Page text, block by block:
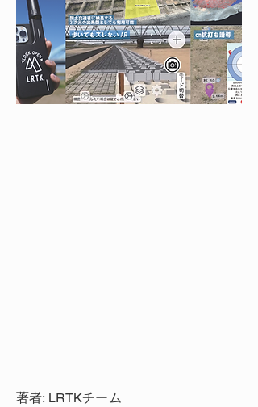
著者: LRTKチーム